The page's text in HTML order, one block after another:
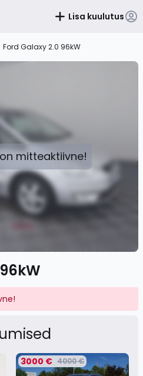
Lisa kuulutus
Ford Galaxy 2.0 96kW
mitteaktiivne!
3000 € 4000 €